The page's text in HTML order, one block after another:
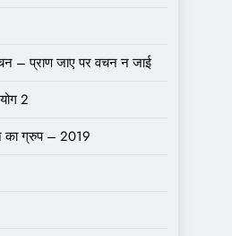
– प्राण जाए पर वचन न जाई
2
का ग्रुप – 2019